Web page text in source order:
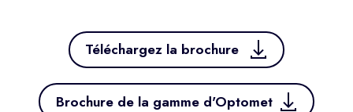
Téléchargez la brochure
Brochure de la gamme d'Optomet